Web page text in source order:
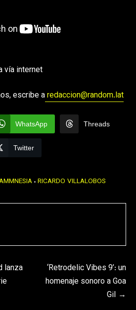
vía internet
escribe aredaccion@random.lat
WhatsApp Threads
Twitter
RICARDO VILLALOBOS
lanza
‘Retrodelic Vibes 9’: un
homenaje sonoro a Goa
Gil